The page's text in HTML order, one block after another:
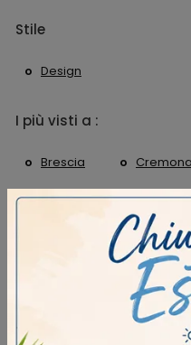
Stile
Design
I più visti a :
Brescia Cremona
CONTINUA A